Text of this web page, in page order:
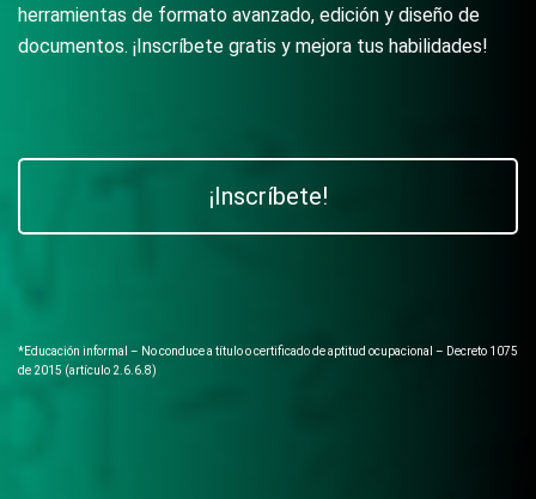
herramientas de formato avanzado, edición y diseño de
documentos. ¡Inscríbete gratis y mejora tus habilidades!
¡Inscríbete!
*Educación informal – No conduce a título o certificado de aptitud ocupacional – Decreto 1075
de 2015 (artículo 2.6.6.8)